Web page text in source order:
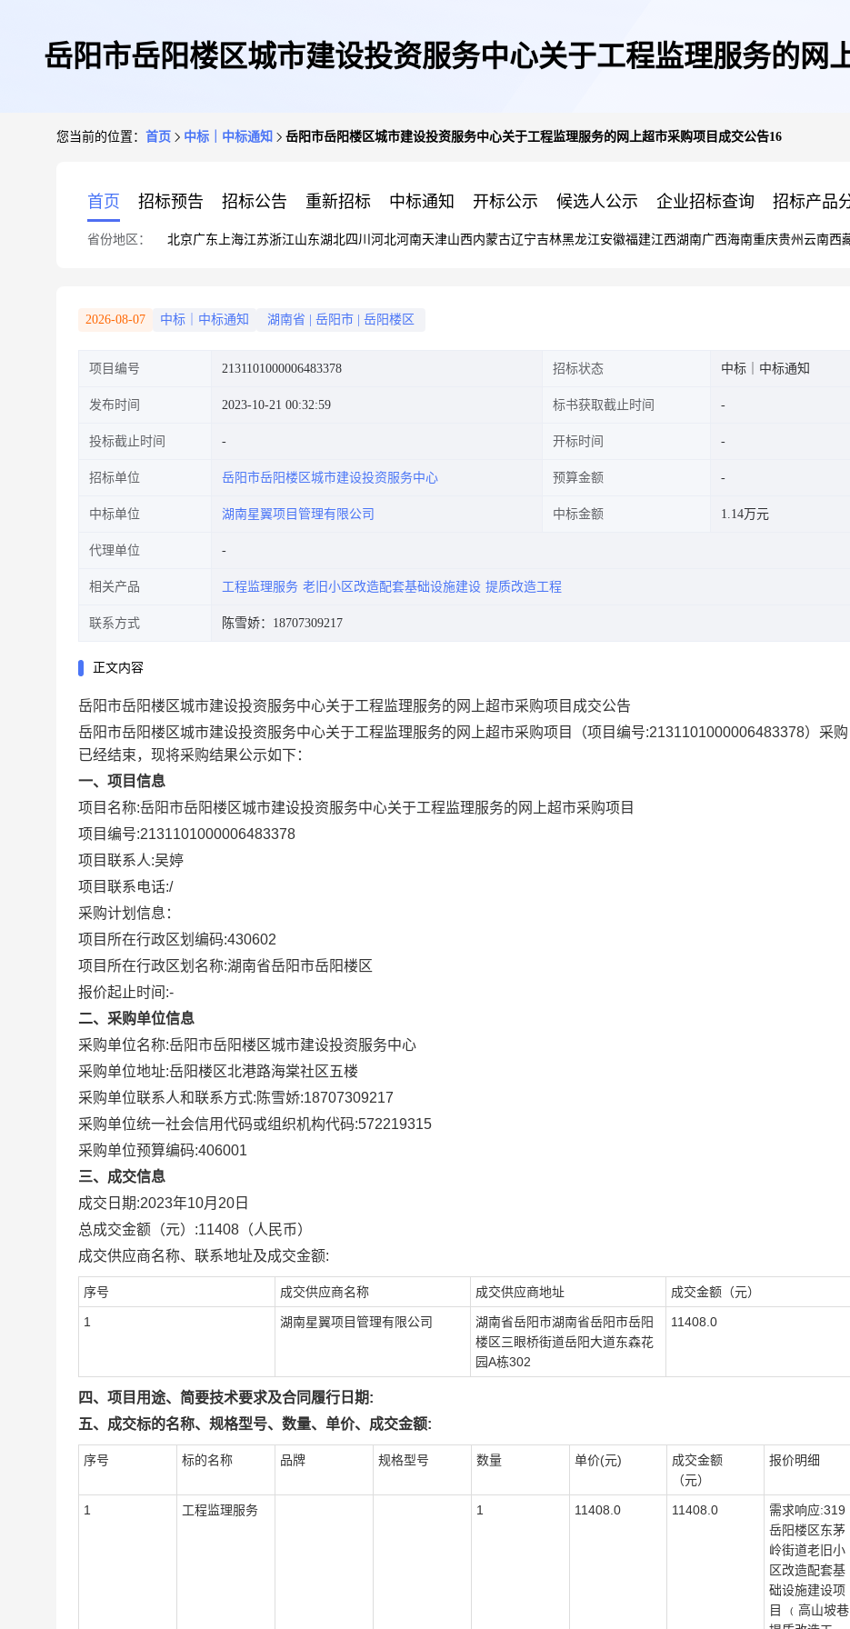
岳阳市岳阳楼区城市建设投资服务中心关于工程监理服务的网
您当前的位置： 首页 中标｜中标通知 岳阳市岳阳楼区城市建设投资服务中心关于工程监理服务的网上超市采购项目成交公告16
首页 招标预告 招标公告 重新招标 中标通知 开标公示 候选人公示 企业招标查询 招标产品
省份地区： 北京广东 上海江苏浙江山东湖北四川 河北河南天津山西内蒙古辽宁吉林黑龙江安徽福建江西湖南广西海南重庆贵州 云南西
2026-08-07 中标｜中标通知 湖南省 岳阳市 岳阳楼区
项目编号 2131101000006483378 招标状态 中标｜中标通知
发布时间 2023-10-21 00:32:59 标书获取截止时间
投标截止时间 开标时间
招标单位 岳阳市岳阳楼区城市建设投资服务中心 预算金额
中标单位 湖南星翼项目管理有限公司 中标金额 1.14万元
代理单位
相关产品 工程监理服务 老旧小区改造配套基础设施建设 提质改造工程
联系方式 陈雪娇：18707309217
正文内容
岳阳市岳阳楼区城市建设投资服务中心关于工程监理服务的网上超市采购项目成交公告
岳阳市岳阳楼区城市建设投资服务中心关于工程监理服务的网上超市采购项目
（项目编号:2131101000006483378）采购
已经结束，现将采购结果公示如下：
一、项目信息
项目名称:岳阳市岳阳楼区城市建设投资服务中心关于工程监理服务的网上超市采购项目
项目编号:2131101000006483378
项目联系人:吴婷
项目联系电话:/
采购计划信息：
项目所在行政区划编码:430602
项目所在行政区划名称:湖南省岳阳市岳阳楼区
报价起止时间:-
二、采购单位信息
采购单位名称:岳阳市岳阳楼区城市建设投资服务中心
采购单位地址:岳阳楼区北港路海棠社区五楼
采购单位联系人和联系方式: 陈雪娇:18707309217
采购单位统一社会信用代码或组织机构代码:572219315
采购单位预算编码:406001
三、成交信息
成交日期:2023年10月20日
总成交金额（元）:11408 （人民币）
成交供应商名称、联系地址及成交金额:
序号 成交供应商名称 成交供应商地址 成交金额（元）
1 湖南星翼项目管理有限公司
湖南省岳阳市湖南省岳阳市岳阳
楼区三眼桥街道岳阳大道东森花
园A栋302
11408.0
四、项目用途、简要技术要求及合同履行日期:
五、成交标的名称、规格型号、数量、单价、成交金额:
序号 标的名称 品牌 规格型号 数量 单价(元)
成交金额
（元）
报价明细
1 工程监理服务 1 11408.0 11408.0
需求响应:319
岳阳楼区东茅
岭街道老旧小
区改造配套基
础设施建设项
目 ﹙高山坡巷